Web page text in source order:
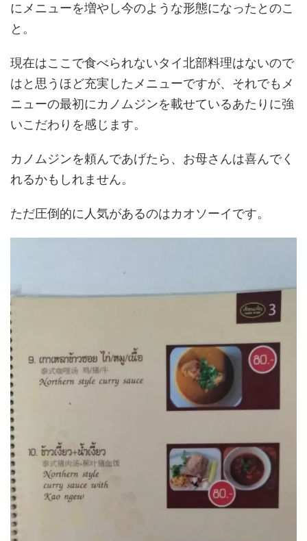
にメニューを増やし今のような形態になったとのこ
と。
現在はここで食べられないタイ北部料理はないので
はと思うほど充実したメニューですが、それでもメ
ニューの最初にカノムジンを載せているあたりに強
いこだわりを感じます。
カノムジンを頼んであげたら、お母さんは喜んでく
れるかもしれません。
ただ圧倒的に人気があるのはカオソーイです。